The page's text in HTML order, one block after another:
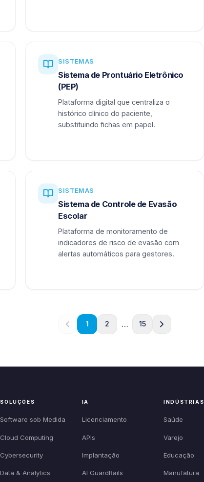
SISTEMAS
Sistema de Prontuário Eletrônico
(PEP)
Plataforma digital que centraliza o
histórico clínico do paciente,
substituindo fichas em papel.
SISTEMAS
Sistema de Controle de Evasão
Escolar
Plataforma de monitoramento de
indicadores de risco de evasão com
alertas automáticos para gestores.
1 2 … 15
SOLUÇÕES
Software sob Medida
Cloud Computing
Cybersecurity
Data & Analytics
IA
Licenciamento
APIs
Implantação
AI GuardRails
INDÚSTRIAS
Saúde
Varejo
Educação
Manufatura